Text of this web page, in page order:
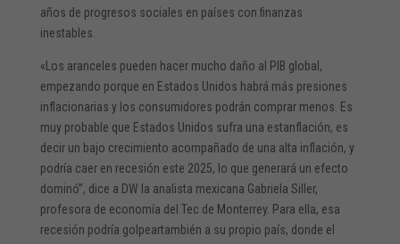
años de progresos sociales en países con finanzas
inestables.
«Los aranceles pueden hacer mucho daño al PIB global,
empezando porque en Estados Unidos habrá más presiones
inflacionarias y los consumidores podrán comprar menos. Es
muy probable que Estados Unidos sufra una estanflación, es
decir un bajo crecimiento acompañado de una alta inflación, y
podría caer en recesión este 2025, lo que generará un efecto
dominó”, dice a DW la analista mexicana Gabriela Siller,
profesora de economía del Tec de Monterrey. Para ella, esa
recesión podría golpeartambién a su propio país, donde el